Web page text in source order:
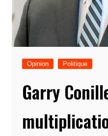
Opinion Politique
Garry